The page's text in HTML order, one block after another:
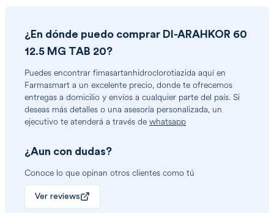
¿En dónde puedo comprar DI-ARAHKOR 60
12.5 MG TAB 20?
Puedes encontrar fimasartanhidroclorotiazida aquí en
Farmasmart a un excelente precio, donde te ofrecemos
entregas a domicilio y envíos a cualquier parte del país. Si
deseas más detalles o una asesoría personalizada, un
ejecutivo te atenderá a través de whatsapp
¿Aun con dudas?
Conoce lo que opinan otros clientes como tú
Ver reviews